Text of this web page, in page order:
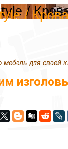
//
для своей